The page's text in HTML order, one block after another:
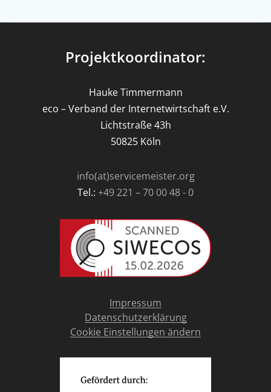
Projektkoordinator:
Hauke Timmermann
eco – Verband der Internetwirtschaft e.V.
Lichtstraße 43h
50825 Köln
info(at)servicemeister.org
Tel.: +49 221 – 70 00 48 - 0
Impressum
Datenschutzerklärung
Cookie Einstellungen ändern